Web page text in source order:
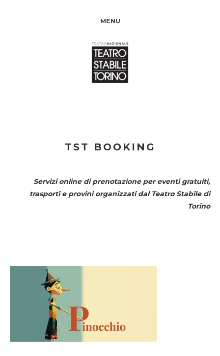
MENU
TST BOOKING
Servizi online di prenotazione per eventi gratuiti,
trasporti e provini organizzati dal Teatro Stabile di
Torino